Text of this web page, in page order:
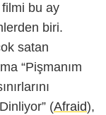
filmi bu ay
biri.
satan
“Pişmanım
(Afraid),